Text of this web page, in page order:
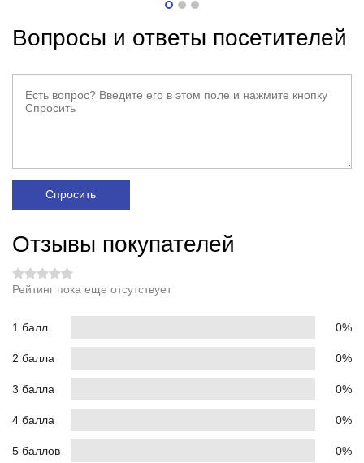
Вопросы и ответы посетителей
Спросить
Отзывы покупателей
Рейтинг пока еще отсутствует
1 балл 0%
2 балла 0%
3 балла 0%
4 балла 0%
5 баллов 0%